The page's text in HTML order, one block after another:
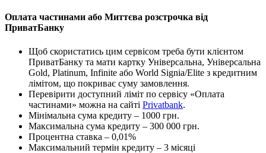
Оплата частинами або Миттєва розстрочка від
ПриватБанку
Щоб скористатись цим сервісом треба бути клієнтом
ПриватБанку та мати картку Універсальна, Універсальна
Gold, Platinum, Infinite або World Signia/Elite з кредитним
лімітом, що покриває суму замовлення.
Перевірити доступний ліміт по сервісу «Оплата
частинами» можна на сайті Privatbank.
Мінімальна сума кредиту – 1000 грн.
Максимальна сума кредиту – 300 000 грн.
Процентна ставка – 0,01%
Максимальний термін кредиту – 3 місяці